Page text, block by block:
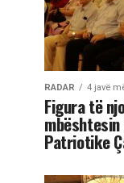
RADAR 4 javë
Figura të
Patriotike